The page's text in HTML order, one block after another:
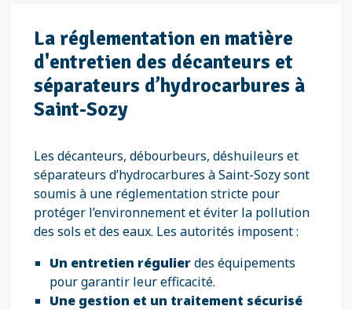
La réglementation en matière
d'entretien des décanteurs et
séparateurs d’hydrocarbures à
Saint-Sozy
Les décanteurs, débourbeurs, déshuileurs et
séparateurs d’hydrocarbures à Saint-Sozy sont
soumis à une réglementation stricte pour
protéger l’environnement et éviter la pollution
des sols et des eaux. Les autorités imposent :
Un entretien régulierdes équipements
pour garantir leur efficacité.
Une gestion et un traitement sécurisé